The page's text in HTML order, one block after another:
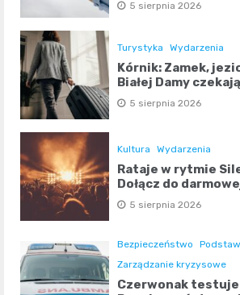
5 sierpnia 2026
Turystyka Wydarzenia
Kórnik: Zamek,
Białej Damy
5 sierpnia 2026
Kultura Wydarzenia
Rataje w rytmie
Dołącz do
5 sierpnia 2026
Bezpieczeństwo
Zarządzanie kryzysowe
Czerwonak testuje